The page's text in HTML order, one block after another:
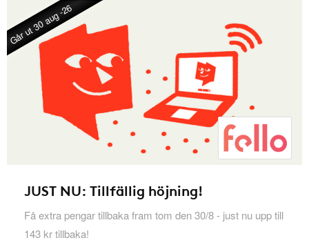
Går ut 30 aug -26
JUST NU: Tillfällig höjning!
Få extra pengar tillbaka fram tom den 30/8 - just nu upp till
143 kr tillbaka!